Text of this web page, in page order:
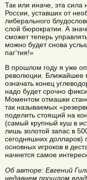
Так или иначе, эта сила
России, уставших от
либерального
слой бюрократии. А
сможет теперь
можно будет снова
паг’тия!»
В прошлом году я уже
революции. Ближайшее
означать конец
надо будет срочно
Моментом отмашки
так называемых
поделить стоящий на
(самый крупный куш в
лишь золотой запас в
сегодняшних долларов)
основных игроков в
начнется самое
Об авторе: Евгений
недавнем прошлом